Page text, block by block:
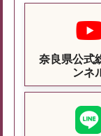
奈良県公式
ンネ